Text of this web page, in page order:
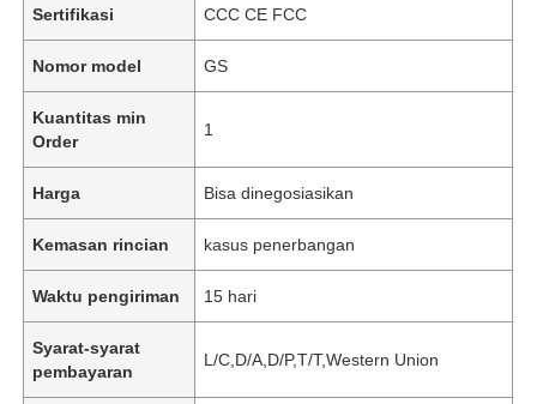
Sertifikasi CCC CE FCC
Nomor model GS
Kuantitas min
Order
1
Harga Bisa dinegosiasikan
Kemasan rincian kasus penerbangan
Waktu pengiriman 15 hari
Syarat-syarat
pembayaran
L/C,D/A,D/P,T/T,Western Union